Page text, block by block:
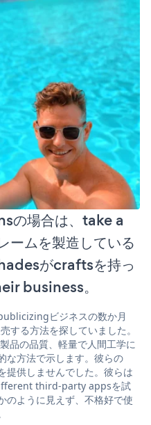
の場合は、take a
ームを製造している
がcraftsを持っ
business。
ビジネスの数か月
る方法を探していました。
の品質、軽量で人間工学に
な方法で示します。彼らの
提供しませんでした。彼らは
third-party appsを試
のように見えず、不格好で使